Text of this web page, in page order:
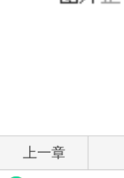
上一章